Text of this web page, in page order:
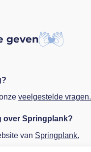
geven
veelgestelde vragen.
over Springplank?
van Springplank.